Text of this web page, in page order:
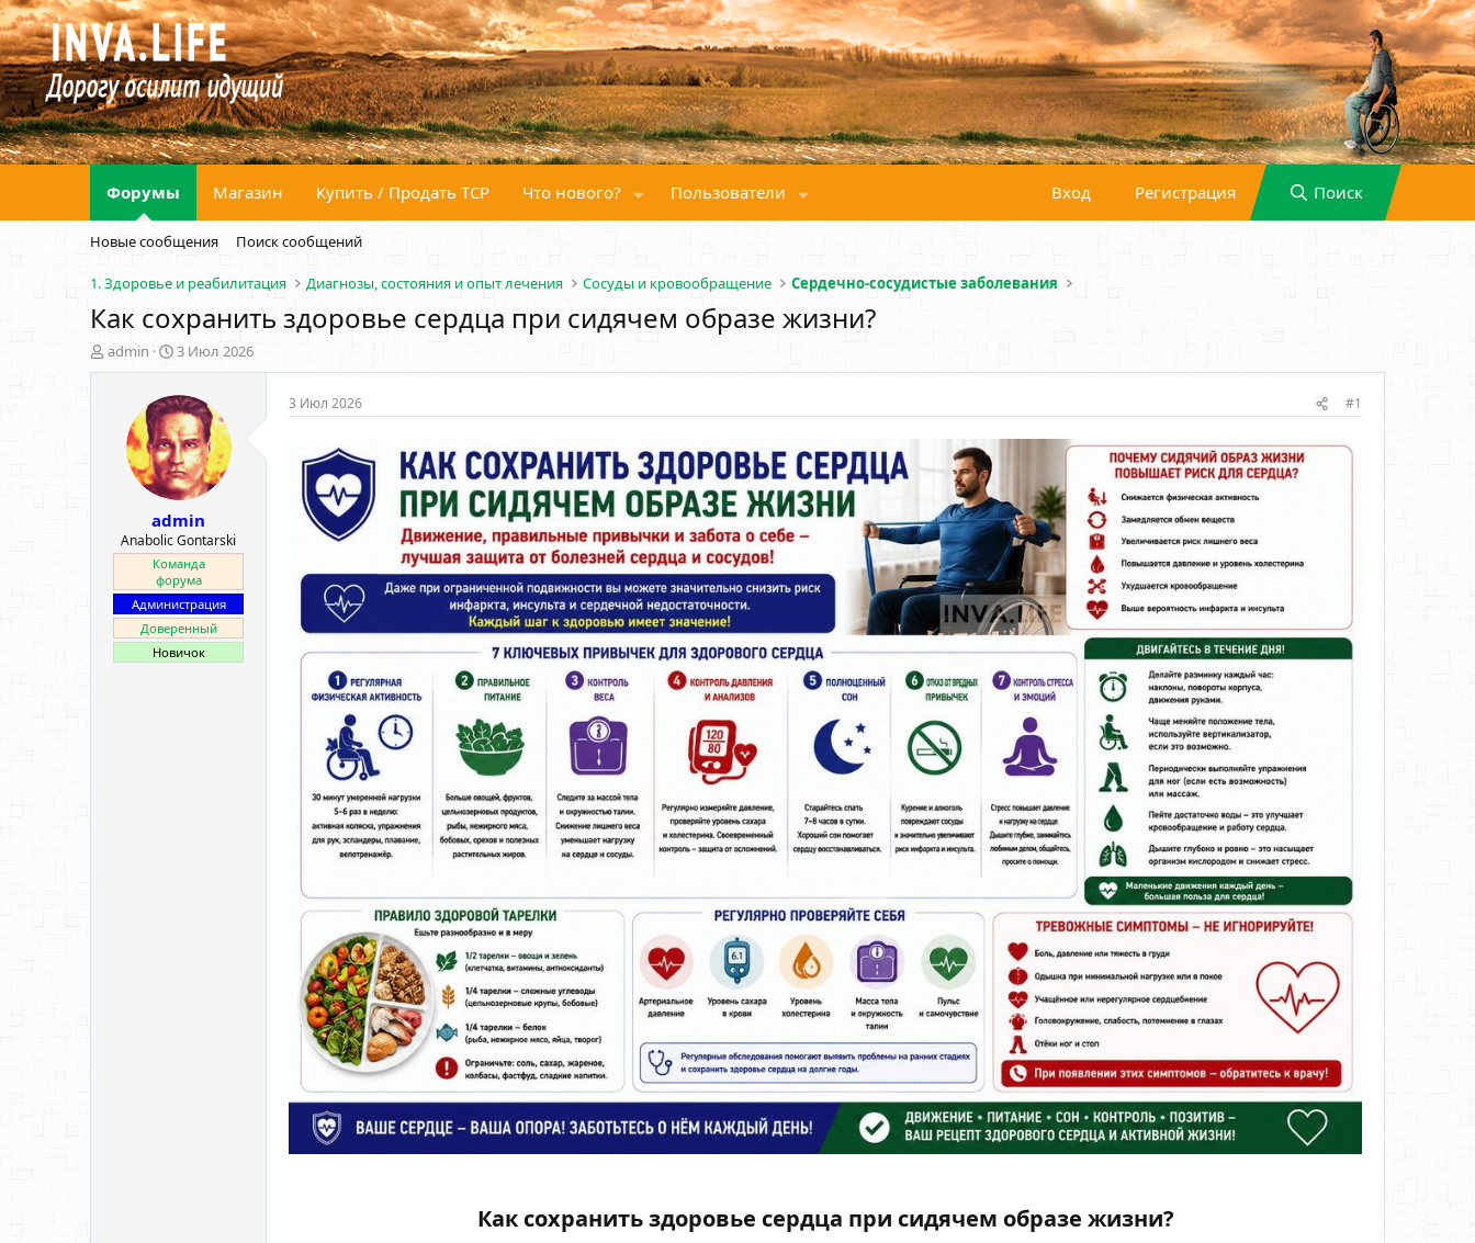
Форумы Магазин Купить / Продать ТСР Что нового? Пользователи Вход Регистрация Поиск
Новые сообщения Поиск сообщений
1. Здоровье и реабилитация Диагнозы, состояния и опыт лечения Сосуды и кровообращение Сердечно-сосудистые заболевания
Как сохранить здоровье сердца при сидячем образе жизни?
А
в
admin
Д
а
а
н
а
ч
а
а
3 Июл 2026
admin
Anabolic Gontarski
Команда
форума
Администрация
Доверенный
Новичок
3 Июл 2026 #1
Как сохранить здоровье сердца при сидячем образе жизни?​